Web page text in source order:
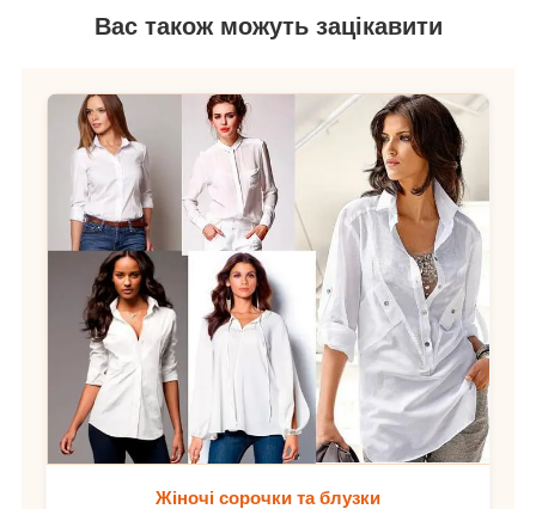
Вас також можуть зацікавити
Жіночі сорочки та блузки